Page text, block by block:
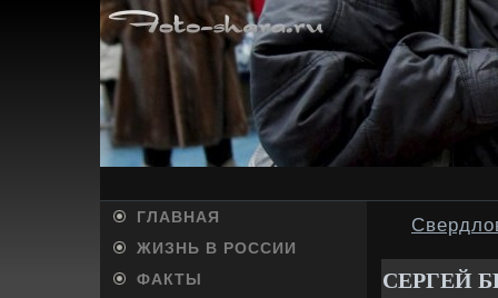
ГЛАВНАЯ
ЖИЗНЬ В РОССИИ
ФАКТЫ
СЕРГЕЙ